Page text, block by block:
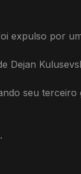
expulso por
Dejan
seu